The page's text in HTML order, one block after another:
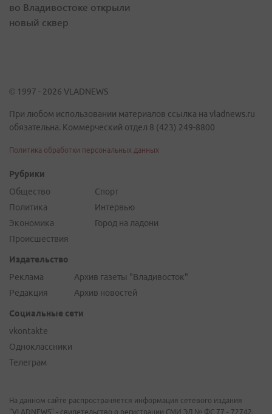
во Владивостоке открыли
новый сквер
© 1997 - 2026 VLADNEWS
При любом использовании материалов ссылка на vladnews.ru
обязательна. Коммерческий отдел 8 (423) 249-8800
Политика обработки персональных данных
Рубрики
Общество
Политика
Экономика
Происшествия
Спорт
Интервью
Город на ладони
Издательство
Реклама
Редакция
Архив газеты "Владивосток"
Архив новостей
Социальные сети
vkontakte
Одноклассники
Телеграм
На данном сайте распространяется информация сетевого издания
"VLADNEWS" - свидетельство о регистрации СМИ ЭЛ № ФС 77 - 72742,